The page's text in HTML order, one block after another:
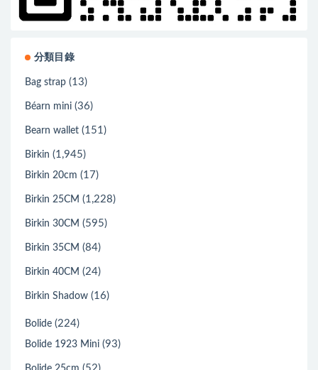
分類目錄
Bag strap (13)
Béarn mini (36)
Bearn wallet (151)
Birkin (1,945)
Birkin 20cm (17)
Birkin 25CM (1,228)
Birkin 30CM (595)
Birkin 35CM (84)
Birkin 40CM (24)
Birkin Shadow (16)
Bolide (224)
Bolide 1923 Mini (93)